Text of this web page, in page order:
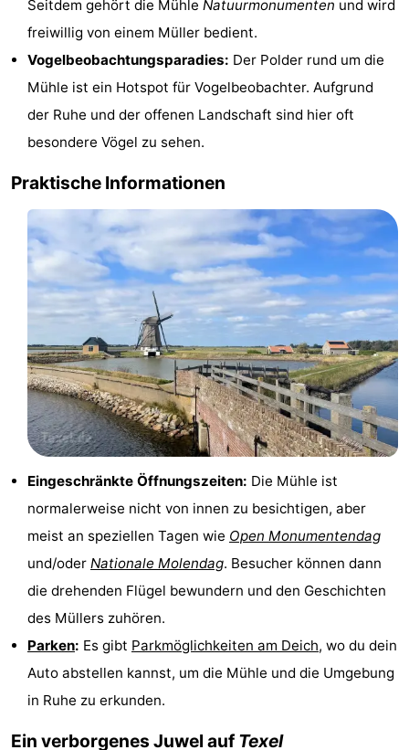
Texel
Sluftervallei
Strandhuys
Villapark
(mit
Frühstück)
Lastminutes
Strand
tun
Museen
Denkmäler
Kirchen
Mühlen
Aussichtspunkte
Attraktionen
Rundfahrten
Bauernhöfe
Spielplätze
-
Seitdem gehört die Mühle Natuurmonumenten und wird
freiwillig von einem Müller bedient.
Vogelbeobachtungsparadies: Der Polder rund um die
Mühle ist ein Hotspot für Vogelbeobachter. Aufgrund
der Ruhe und der offenen Landschaft sind hier oft
besondere Vögel zu sehen.
Praktische Informationen
Eingeschränkte Öffnungszeiten: Die Mühle ist
normalerweise nicht von innen zu besichtigen, aber
meist an speziellen Tagen wie Open Monumentendag
und/oder Nationale Molendag. Besucher können dann
die drehenden Flügel bewundern und den Geschichten
des Müllers zuhören.
Parken: Es gibt Parkmöglichkeiten am Deich, wo du dein
Auto abstellen kannst, um die Mühle und die Umgebung
in Ruhe zu erkunden.
Ein verborgenes Juwel aufTexel